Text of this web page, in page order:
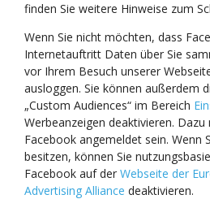
finden Sie weitere Hinweise zum
Wenn Sie nicht möchten, dass
Internetauftritt Daten über Sie
vor Ihrem Besuch unserer
ausloggen. Sie können außerdem
„Custom Audiences“ im Bereich
Werbeanzeigen deaktivieren. Dazu
Facebook angemeldet sein. Wenn
besitzen, können Sie
Facebook auf der Webseite der
Advertising Alliance deaktivieren.